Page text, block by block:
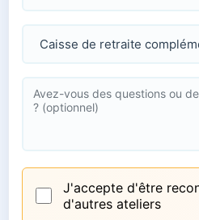
J'accepte d'être
d'autres ateliers